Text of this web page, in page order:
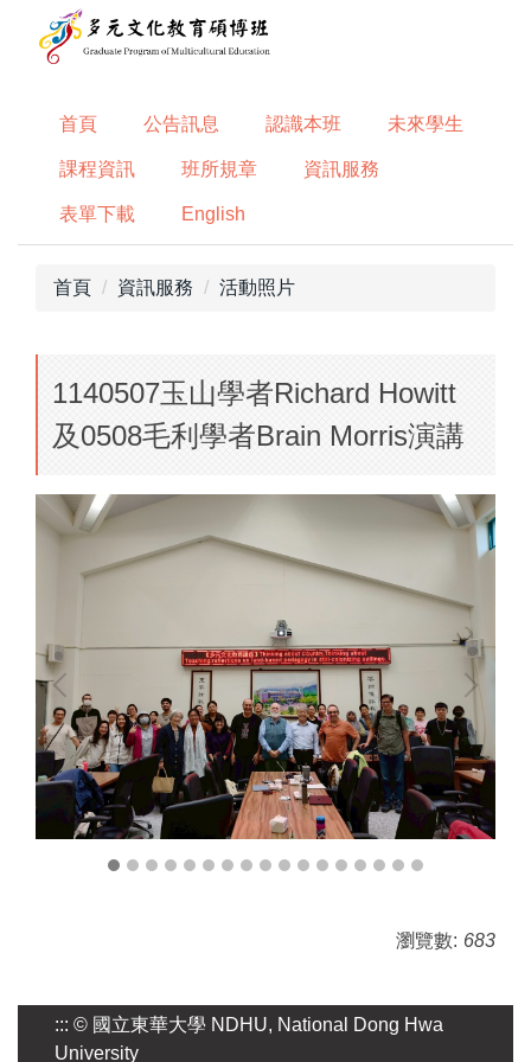
首頁 公告訊息 認識本班 未來學生
課程資訊 班所規章 資訊服務
表單下載 English
首頁 資訊服務 活動照片
1140507玉山學者Richard Howitt
及0508毛利學者Brain Morris演講
瀏覽數: 683
::: © 國立東華大學 NDHU, National Dong Hwa
University